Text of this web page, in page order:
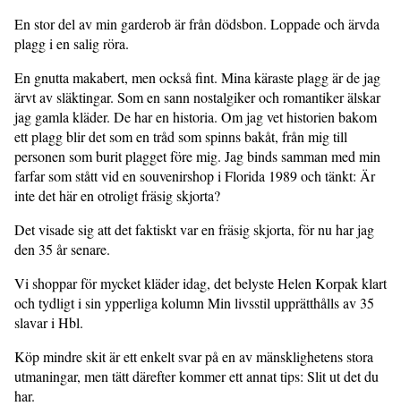
En stor del av min garderob är från dödsbon. Loppade och ärvda
plagg i en salig röra.
En gnutta makabert, men också fint. Mina käraste plagg är de jag
ärvt av släkt­ingar. Som en sann nostalgiker och romantiker älskar
jag gamla kläder. De har en historia. Om jag vet historien bakom
ett plagg blir det som en tråd som spinns bakåt, från mig till
personen som burit plagget före mig. Jag binds samman med min
farfar som stått vid en souvenirshop i Florida 1989 och tänkt: Är
inte det här en otroligt fräsig skjorta?
Det visade sig att det faktiskt var en fräsig skjorta, för nu har jag
den 35 år senare.
Vi shoppar för mycket kläder idag, det belyste Helen Korpak klart
och tydligt i sin ypperliga kolumn Min livsstil upprätthålls av 35
slavar i Hbl.
Köp mindre skit är ett enkelt svar på en av mänsklighetens stora
utmaningar, men tätt därefter kommer ett annat tips: Slit ut det du
har.